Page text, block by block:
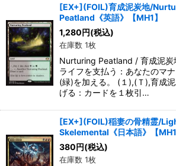
[EX+](FOIL)育成泥炭地/
Peatland《英語》【MH1】
1,280円(税込)
在庫数 1枚
Nurturing Peatland / 育成泥炭
ライフを支払う：あなたのマ
(緑)を加える。 (１),(Ｔ),育成
げる：カードを１枚引…
[EX+](FOIL)稲妻の骨精霊/
Skelemental《日本語》【MH1
380円(税込)
在庫数 1枚